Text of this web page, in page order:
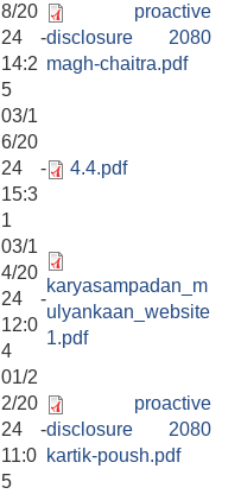
8/20
24 -
14:2
5
proactive
disclosure 2080
magh-chaitra.pdf
03/1
6/20
24 -
15:3
1
4.4.pdf
03/1
4/20
24 -
12:0
4
karyasampadan_m
ulyankaan_website
1.pdf
01/2
2/20
24 -
11:0
5
proactive
disclosure 2080
kartik-poush.pdf